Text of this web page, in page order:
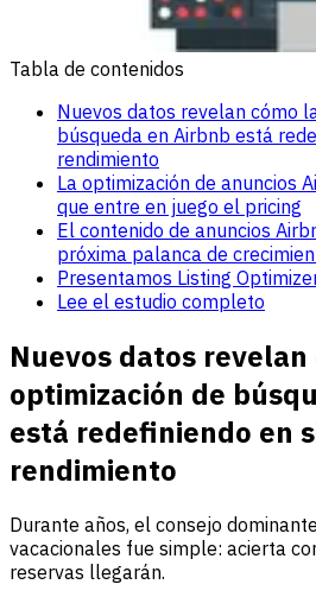
Tabla de contenidos
Nuevos datos revelan cómo
búsqueda en Airbnb está
rendimiento
La optimización de anuncios
que entre en juego el pricing
El contenido de anuncios
próxima palanca de
Presentamos Listing
Lee el estudio completo
Nuevos datos revelan
optimización de
está redefiniendo en
rendimiento
Durante años, el consejo
vacacionales fue simple: acierta
reservas llegarán.